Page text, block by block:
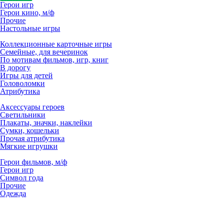
Герои игр
Герои кино, м/ф
Прочие
Настольные игры
Коллекционные карточные игры
Семейные, для вечеринок
По мотивам фильмов, игр, книг
В дорогу
Игры для детей
Головоломки
Атрибутика
Аксессуары героев
Светильники
Плакаты, значки, наклейки
Сумки, кошельки
Прочая атрибутика
Мягкие игрушки
Герои фильмов, м/ф
Герои игр
Символ года
Прочие
Одежда